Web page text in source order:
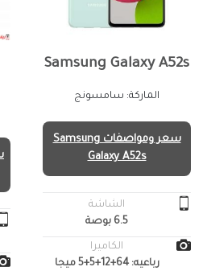
Samsung Galaxy A52s
الماركة: سامسونج
سعر ومواصفات Samsung
Galaxy A52s
الشاشة
6.5 بوصة
الكاميرا
رباعيه: 64+12+5+5 ميجا